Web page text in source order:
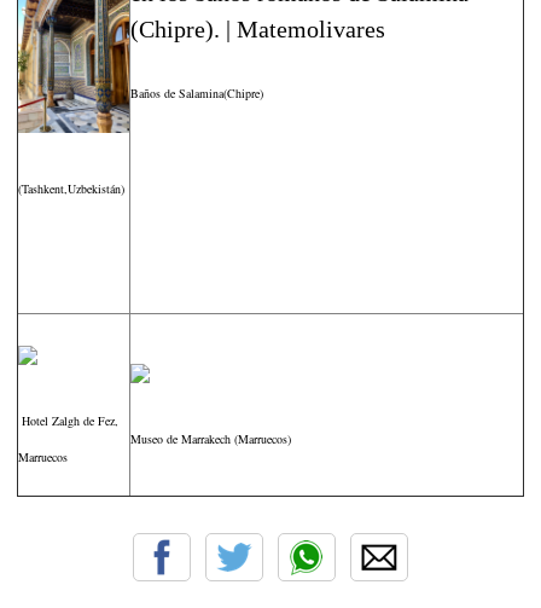
(Tashkent,Uzbekistán)
Baños de Salamina(Chipre)
Hotel Zalgh de Fez,
Marruecos
Museo de Marrakech (Marruecos)